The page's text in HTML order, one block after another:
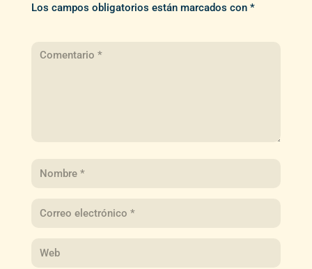
Los campos obligatorios están marcados con *